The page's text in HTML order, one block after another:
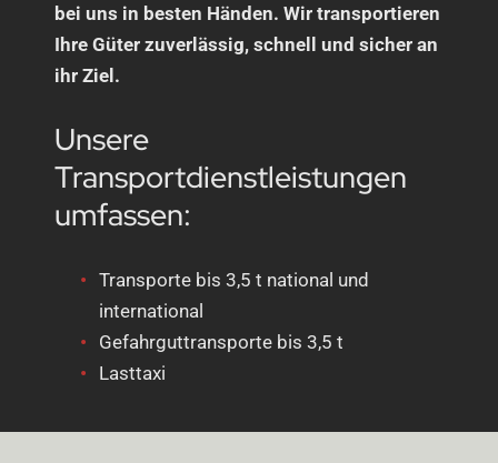
bei uns in besten Händen. Wir transportieren
Ihre Güter zuverlässig, schnell und sicher an
ihr Ziel.
Unsere
Transportdienstleistungen
umfassen:
Transporte bis 3,5 t national und
international
Gefahrguttransporte bis 3,5 t
Lasttaxi